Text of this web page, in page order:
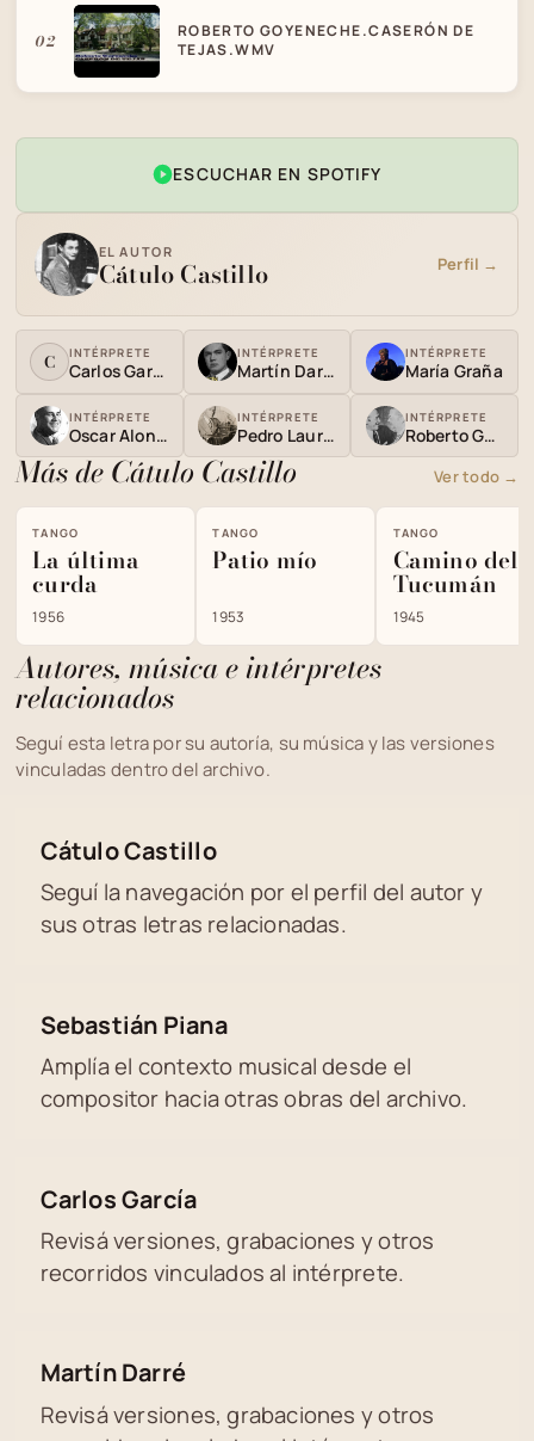
02
ROBERTO GOYENECHE.CASERÓN DE
TEJAS.WMV
ESCUCHAR EN SPOTIFY
EL AUTOR
Cátulo Castillo Perfil →
C INTÉRPRETE
Carlos García
INTÉRPRETE
Martín Darré
INTÉRPRETE
María Graña
INTÉRPRETE
Oscar Alonso
INTÉRPRETE
Pedro Laurenz
INTÉRPRETE
Roberto Goyeneche
Más de Cátulo Castillo Ver todo →
TANGO
La última
curda
1956
TANGO
Patio mío
1953
TANGO
Camino del
Tucumán
1945
Autores, música e intérpretes
relacionados
Seguí esta letra por su autoría, su música y las versiones
vinculadas dentro del archivo.
Cátulo Castillo
Seguí la navegación por el perfil del autor y
sus otras letras relacionadas.
Sebastián Piana
Amplía el contexto musical desde el
compositor hacia otras obras del archivo.
Carlos García
Revisá versiones, grabaciones y otros
recorridos vinculados al intérprete.
Martín Darré
Revisá versiones, grabaciones y otros